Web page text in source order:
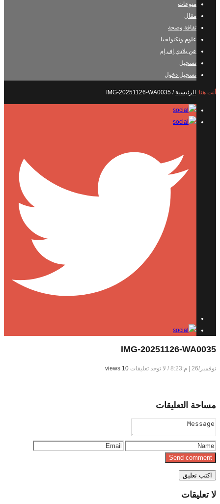
منوعات
مقال
ثقافة وصحة
علوم وتكنولجيا
عن بلادي إف إم
تسجيل
تسجيل دخول
أنت هنا: الرئيسية /
IMG-20251126-WA0035
IMG-20251126-WA0035
نوفمبر/26 | م:8:23 / لا توجد تعليقات 10 views
مساحة التعليقات
لاتعليقات